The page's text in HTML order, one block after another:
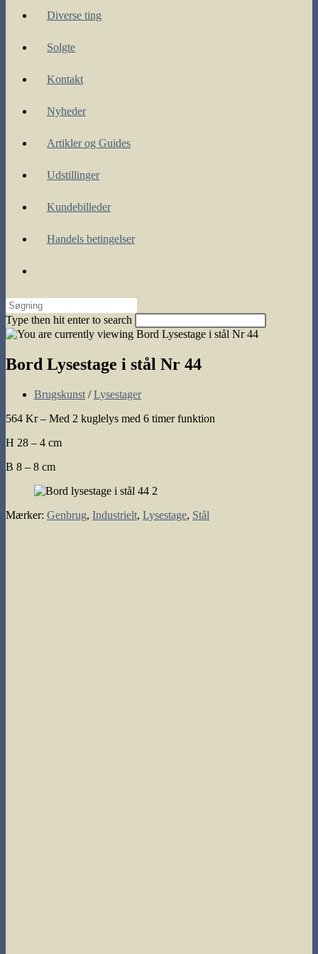
Diverse ting
Solgte
Kontakt
Nyheder
Artikler og Guides
Udstillinger
Kundebilleder
Handels betingelser
website
search
Type then hit enter to search
Bord Lysestage i stål Nr 44
Post
Brugskunst / Lysestager
564 Kr – Med 2 kuglelys med 6 timer funktion
H 28 – 4 cm
B 8 – 8 cm
Mærker: Genbrug, Industrielt, Lysestage, Stål